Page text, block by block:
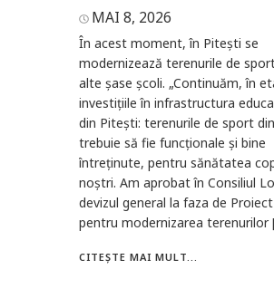
MAI 8, 2026
În acest moment, în Pitești se
modernizează terenurile de
alte șase școli. „Continuăm, în
investițiile în infrastructura
din Pitești: terenurile de sport
trebuie să fie funcționale și bine
întreținute, pentru sănătatea
noștri. Am aprobat în Consiliul
devizul general la faza de
pentru modernizarea terenurilor
CITEȘTE MAI MULT...